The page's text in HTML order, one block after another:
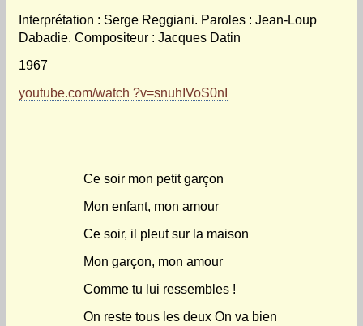
Interprétation : Serge Reggiani. Paroles : Jean-Loup
Dabadie. Compositeur : Jacques Datin
1967
youtube.com/watch ?v=snuhIVoS0nI
Ce soir mon petit garçon
Mon enfant, mon amour
Ce soir, il pleut sur la maison
Mon garçon, mon amour
Comme tu lui ressembles !
On reste tous les deux On va bien